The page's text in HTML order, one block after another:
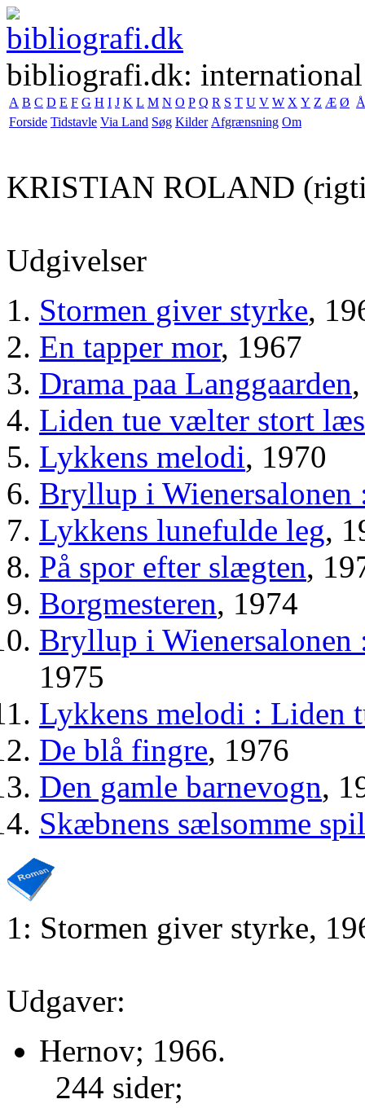
bibliografi.dk:
A B C D E F G H I J K L M N O P Q R S T U V W X Y Z Æ Ø Å
Forside Tidstavle Via Land Søg Kilder Afgrænsning Om
KRISTIAN ROLAND
Udgivelser
Stormen giver styrke,
En tapper mor, 1967
Drama paa Langgaarden
Liden tue vælter stort læs
Lykkens melodi, 1970
Bryllup i Wienersalonen
Lykkens lunefulde leg,
På spor efter slægten,
Borgmesteren, 1974
Bryllup i Wienersalonen
1975
Lykkens melodi : Liden
De blå fingre, 1976
Den gamle barnevogn,
Skæbnens sælsomme spil
1: Stormen giver styrke,
Udgaver:
Hernov; 1966.
244 sider;